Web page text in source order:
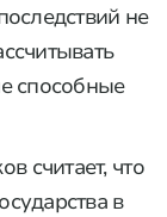
не
способные
считает, что
в